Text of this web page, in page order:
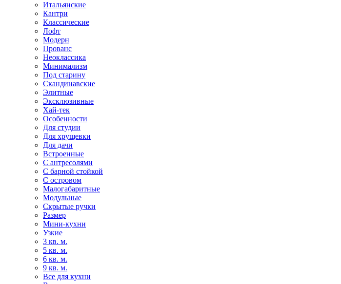
Итальянские
Кантри
Классические
Лофт
Модерн
Прованс
Неоклассика
Минимализм
Под старину
Скандинавские
Элитные
Эксклюзивные
Хай-тек
Особенности
Для студии
Для хрущевки
Для дачи
Встроенные
С антресолями
С барной стойкой
С островом
Малогабаритные
Модульные
Скрытые ручки
Размер
Мини-кухни
Узкие
3 кв. м.
5 кв. м.
6 кв. м.
9 кв. м.
Все для кухни